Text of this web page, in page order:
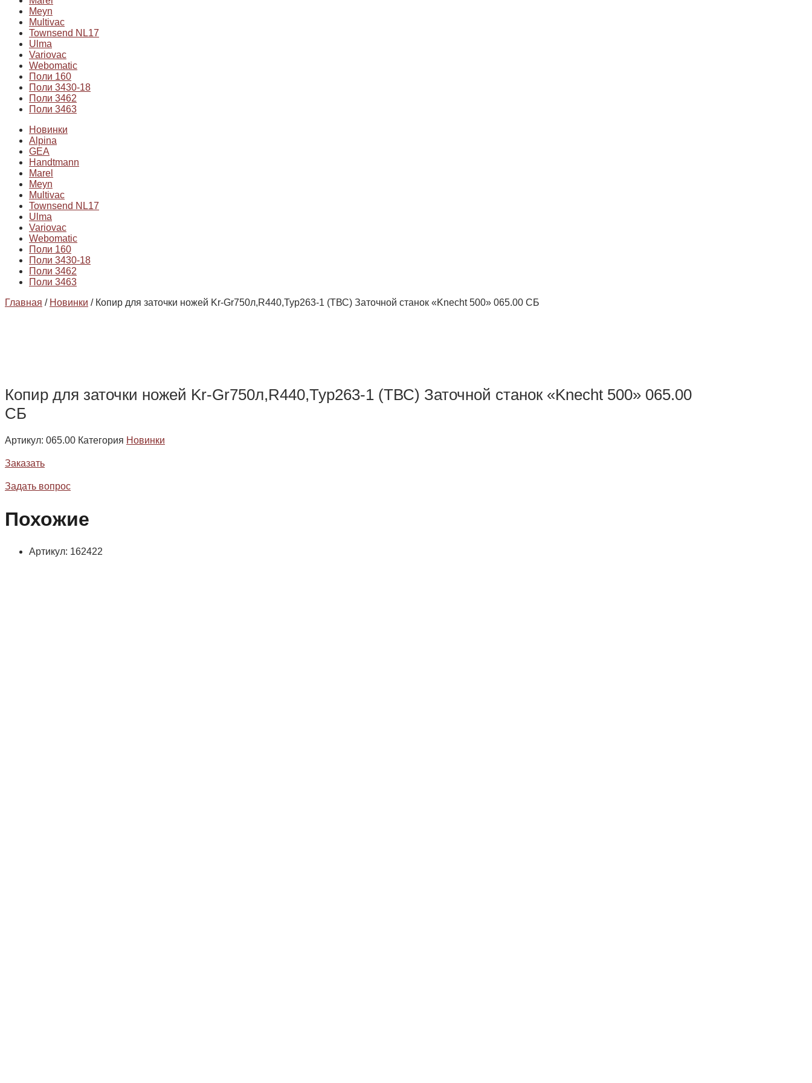
Meyn
Multivac
Townsend NL17
Ulma
Variovac
Webomatic
Поли 160
Поли 3430-18
Поли 3462
Поли 3463
Новинки
Alpina
GEA
Handtmann
Marel
Meyn
Multivac
Townsend NL17
Ulma
Variovac
Webomatic
Поли 160
Поли 3430-18
Поли 3462
Поли 3463
Главная / Новинки / Копир для заточки ножей Kr-Gr750л,R440,Typ263-1 (ТВС) Заточной станок «Knecht 500» 065.00 СБ
Копир для заточки ножей Kr-Gr750л,R440,Typ263-1 (ТВС) Заточной станок «Knecht 500» 065.00
СБ
Артикул: 065.00 Категория Новинки
Заказать
Задать вопрос
Похожие
Артикул: 162422